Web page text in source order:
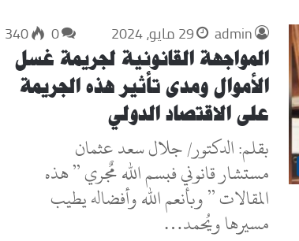
admin 29 مايو، 2024 0
340
المواجهة القانونية لجريمة غسل
الأموال ومدى تأثير هذه الجريمة
على الاقتصاد الدولي
بقلم: الدكتور/ جلال سعد عثمان
مستشار قانوني فبسم الله مٌجري ” هذه
المقالات ” وبأنعم الله وأفضاله يطيب
مسيرها ويُحمد…